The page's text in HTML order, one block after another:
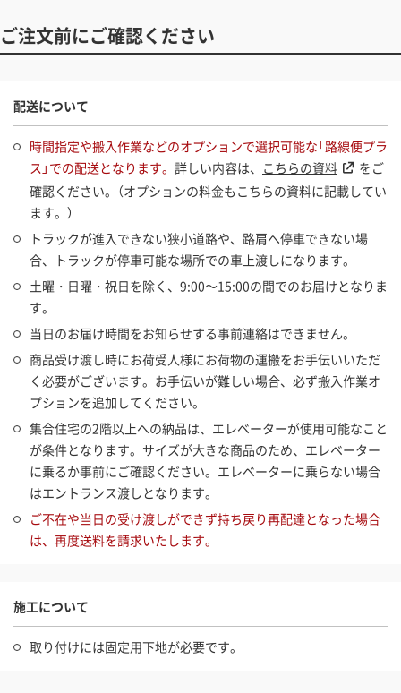
ご注文前にご確認ください
配送について
時間指定や搬入作業などのオプションで選択可能な「路線便プラ
ス」での配送となります。 詳しい内容は、 こちらの資料
をご
確認ください。（オプションの料金もこちらの資料に記載してい
ます。）
トラックが進入できない狭小道路や、路肩へ停車できない場
合、トラックが停車可能な場所での車上渡しになります。
土曜・日曜・祝日を除く、9:00～15:00の間でのお届けとなりま
す。
当日のお届け時間をお知らせする事前連絡はできません。
商品受け渡し時にお荷受人様にお荷物の運搬をお手伝いいただ
く必要がございます。お手伝いが難しい場合、必ず搬入作業オ
プションを追加してください。
集合住宅の2階以上への納品は、エレベーターが使用可能なこと
が条件となります。サイズが大きな商品のため、エレベーター
に乗るか事前にご確認ください。エレベーターに乗らない場合
はエントランス渡しとなります。
ご不在や当日の受け渡しができず持ち戻り再配達となった場合
は、再度送料を請求いたします。
施工について
取り付けには固定用下地が必要です。